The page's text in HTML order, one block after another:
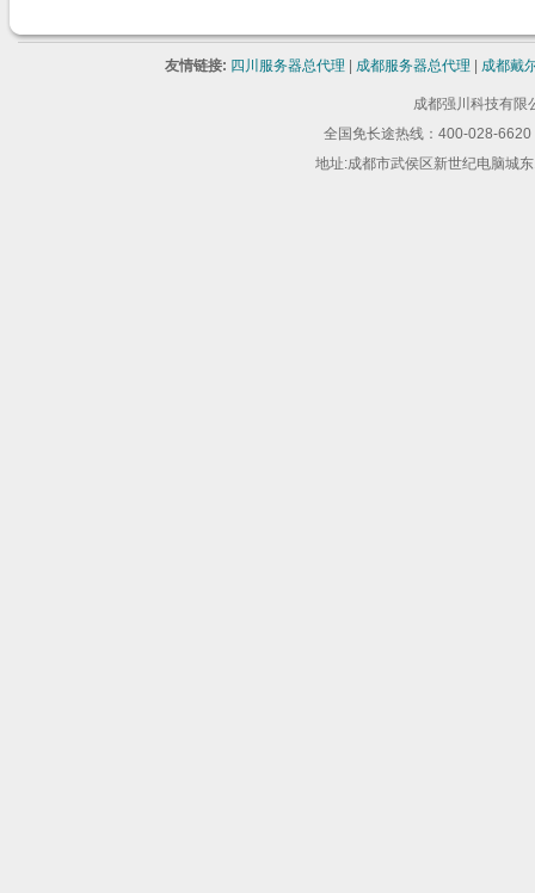
友情链接: 四川服务器总代理 成都服务器总代理 成都戴
成都强川科技有限
全国免长途热线：400-028-
地址:成都市武侯区新世纪电脑